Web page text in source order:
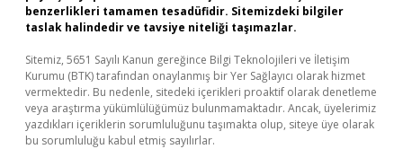
benzerlikleri tamamen tesadüfidir. Sitemizdeki bilgiler
taslak halindedir ve tavsiye niteliği taşımazlar.
Sitemiz, 5651 Sayılı Kanun gereğince Bilgi Teknolojileri ve İletişim
Kurumu (BTK) tarafından onaylanmış bir Yer Sağlayıcı olarak hizmet
vermektedir. Bu nedenle, sitedeki içerikleri proaktif olarak denetleme
veya araştırma yükümlülüğümüz bulunmamaktadır. Ancak, üyelerimiz
yazdıkları içeriklerin sorumluluğunu taşımakta olup, siteye üye olarak
bu sorumluluğu kabul etmiş sayılırlar.